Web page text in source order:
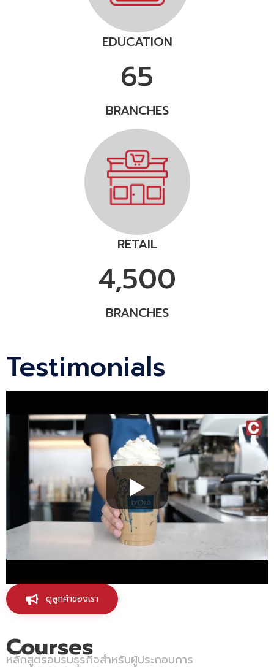
EDUCATION
65
BRANCHES
RETAIL
4,500
BRANCHES
Testimonials
ดูลูกค้าของเรา
Courses
หลักสูตรอบรมธุรกิจสำหรับผู้ประกอบการ